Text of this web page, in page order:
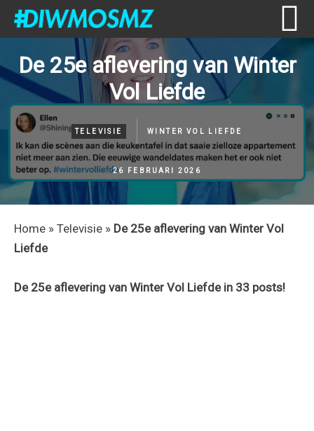
to
primary
navigation
to
content
to
primary
sidebar
to
footer
De 25e aflevering van Winter
Vol Liefde
TELEVISIE WINTER VOL LIEFDE
26 FEBRUARI 2026
Home » Televisie » De 25e aflevering van Winter Vol
Liefde
De 25e aflevering van Winter Vol Liefde in 33 posts!